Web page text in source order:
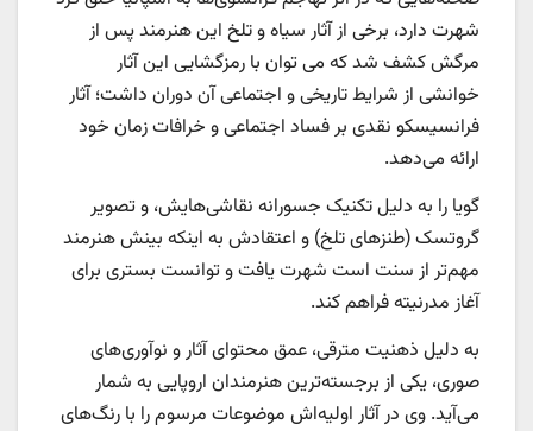
شهرت دارد، برخی از آثار سیاه و تلخ این هنرمند پس از
مرگش کشف شد که می توان با رمزگشایی این آثار
خوانشی از شرایط تاریخی و اجتماعی آن دوران داشت؛ آثار
فرانسیسکو نقدی بر فساد اجتماعی و خرافات زمان خود
ارائه می‌دهد.
گویا را به دلیل تکنیک جسورانه نقاشی‌هایش، و تصویر
گروتسک (طنزهای تلخ) و اعتقادش به اینکه بینش هنرمند
مهم‌تر از سنت است شهرت یافت و توانست بستری برای
آغاز مدرنیته فراهم کند.
به دلیل ذهنیت مترقی، عمق محتوای آثار و نوآوری‌های
صوری، یکی از برجسته‌ترین هنرمندان اروپایی به شمار
می‌آید. وی در آثار اولیه‌اش موضوعات مرسوم را با رنگ‌های